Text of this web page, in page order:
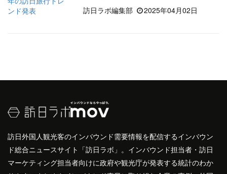
訪日ラボ編集部
2025年04月02日
訪日外国人観光客のインバウンド需要情報を配信するインバウン
ド総合ニュースサイト「訪日ラボ」。インバウンド担当者・訪日
マーケティング担当者向けに政府や観光庁が発表する統計のわか